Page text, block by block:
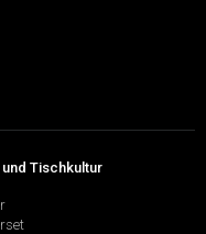
Tischkultur